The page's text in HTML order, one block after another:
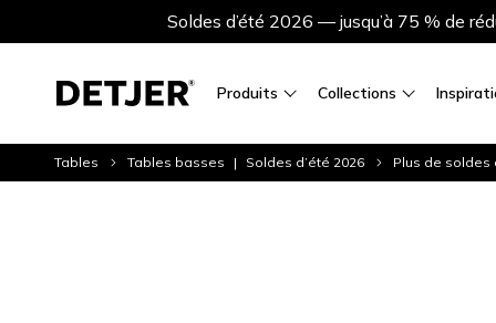
Soldes d’été 2026 — jusqu’à 75 % de
Produits Collections
Tables Tables basses Soldes d’été 2026 Plus de soldes